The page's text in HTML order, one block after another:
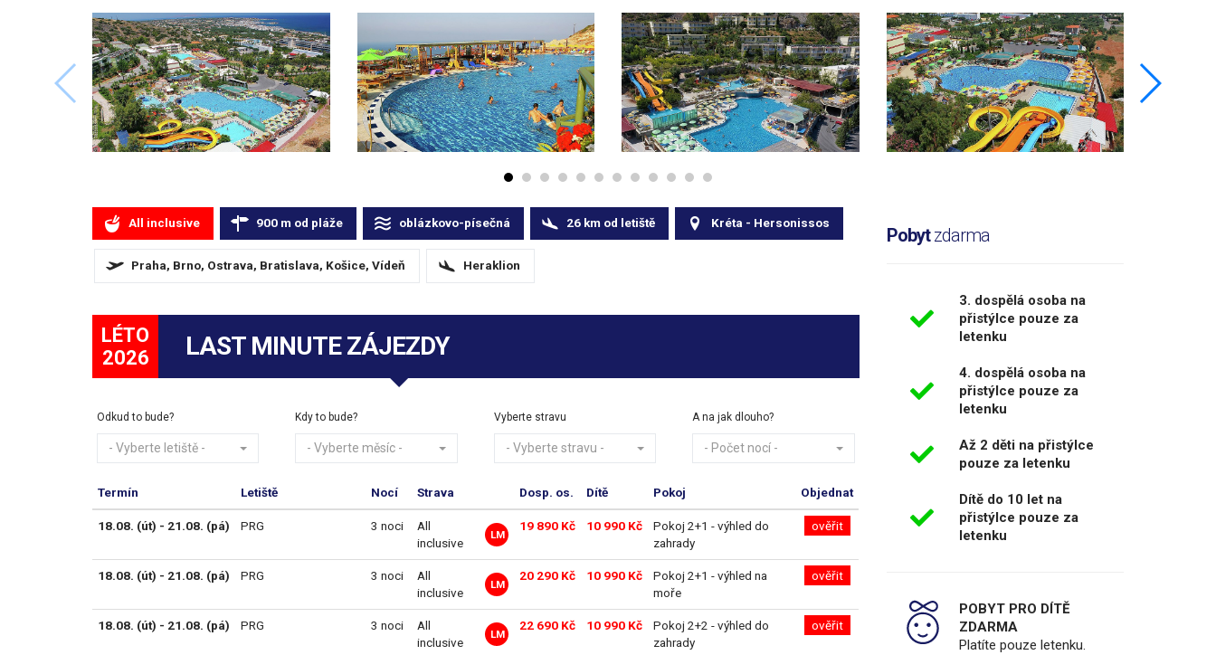
All inclusive 900 m od pláže oblázkovo-písečná 26 km od letiště Kréta - Hersonissos
Praha, Brno, Ostrava, Bratislava, Košice, Vídeň Heraklion
LÉTO
2026
LAST MINUTE ZÁJEZDY
Odkud to bude?
- Vyberte letiště -
Kdy to bude?
- Vyberte měsíc -
Vyberte stravu
- Vyberte stravu -
A na jak dlouho?
- Počet nocí -
Termín Letiště Nocí Strava Dosp. os. Dítě Pokoj Objednat
18.08. (út) - 21.08. (pá) PRG 3 noci
All
inclusive
LM
19 890 Kč 10 990 Kč
Pokoj 2+1 - výhled do
zahrady
ověřit
18.08. (út) - 21.08. (pá) PRG 3 noci
All
inclusive
LM
20 290 Kč 10 990 Kč
Pokoj 2+1 - výhled na
moře
ověřit
18.08. (út) - 21.08. (pá) PRG 3 noci
All
inclusive
LM
22 690 Kč 10 990 Kč
Pokoj 2+2 - výhled do
zahrady
ověřit
Pobytzdarma
3. dospělá osoba na
přistýlce pouze za
letenku
4. dospělá osoba na
přistýlce pouze za
letenku
Až 2 děti na přistýlce
pouze za letenku
Dítě do 10 let na
přistýlce pouze za
letenku
POBYT PRO DÍTĚ
ZDARMA
Platíte pouze letenku.